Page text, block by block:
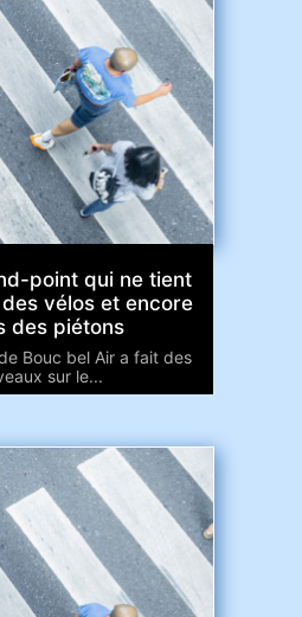
point qui ne tient
vélos et encore
des piétons
Bouc bel Air a fait des
sur le...